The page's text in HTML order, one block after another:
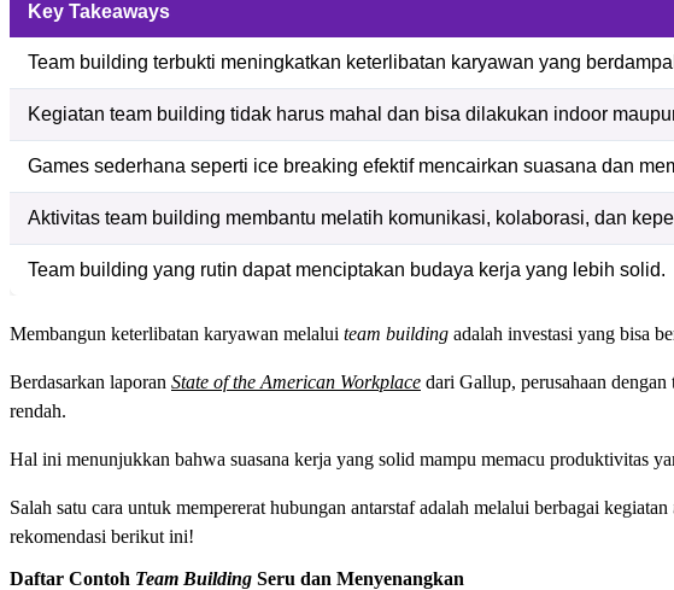
Key Takeaways
Team building terbukti meningkatkan keterlibatan karyawan yang
Kegiatan team building tidak harus mahal dan bisa dilakukan indoor
Games sederhana seperti ice breaking efektif mencairkan suasana dan
Aktivitas team building membantu melatih komunikasi, kolaborasi, dan
Team building yang rutin dapat menciptakan budaya kerja yang lebih solid.
Membangun keterlibatan karyawan melalui team building adalah investasi yang bisa
Berdasarkan laporan State of the American Workplace dari Gallup, perusahaan
rendah.
Hal ini menunjukkan bahwa suasana kerja yang solid mampu memacu produktivitas
Salah satu cara untuk mempererat hubungan antarstaf adalah melalui berbagai kegiatan
rekomendasi berikut ini!
Daftar Contoh Team Building Seru dan Menyenangkan